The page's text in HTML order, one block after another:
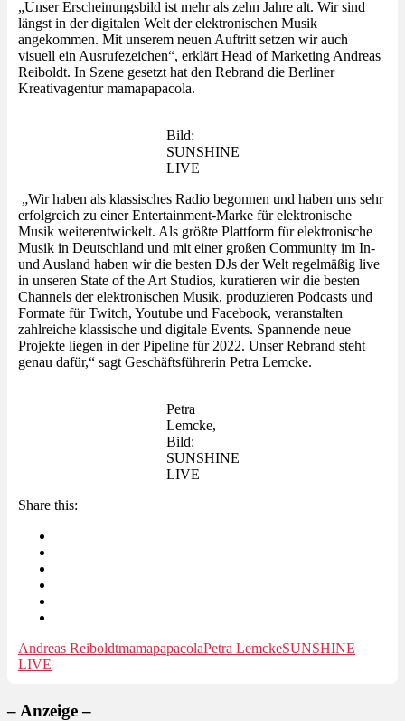
„Unser Erscheinungsbild ist mehr als zehn Jahre alt. Wir sind
längst in der digitalen Welt der elektronischen Musik
angekommen. Mit unserem neuen Auftritt setzen wir auch
visuell ein Ausrufezeichen“, erklärt Head of Marketing Andreas
Reiboldt. In Szene gesetzt hat den Rebrand die Berliner
Kreativagentur mamapapacola.
Bild:
SUNSHINE
LIVE
„Wir haben als klassisches Radio begonnen und haben uns sehr
erfolgreich zu einer Entertainment-Marke für elektronische
Musik weiterentwickelt. Als größte Plattform für elektronische
Musik in Deutschland und mit einer großen Community im In-
und Ausland haben wir die besten DJs der Welt regelmäßig live
in unseren State of the Art Studios, kuratieren wir die besten
Channels der elektronischen Musik, produzieren Podcasts und
Formate für Twitch, Youtube und Facebook, veranstalten
zahlreiche klassische und digitale Events. Spannende neue
Projekte liegen in der Pipeline für 2022. Unser Rebrand steht
genau dafür,“ sagt Geschäftsführerin Petra Lemcke.
Petra
Lemcke,
Bild:
SUNSHINE
LIVE
Share this:
Andreas ReiboldtmamapapacolaPetra LemckeSUNSHINE
LIVE
– Anzeige –